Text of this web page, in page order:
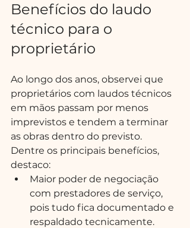
Benefícios do laudo
técnico para o
proprietário
Ao longo dos anos, observei que
proprietários com laudos técnicos
em mãos passam por menos
imprevistos e tendem a terminar
as obras dentro do previsto.
Dentre os principais benefícios,
destaco:
Maior poder de negociação
com prestadores de serviço,
pois tudo fica documentado e
respaldado tecnicamente.